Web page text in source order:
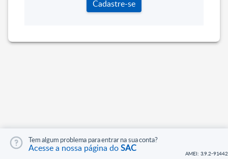
Tem algum problema para entrar na sua conta?
Acesse a nossa página doSAC
Cadastre-se
AMEI: 3.9.2-91442